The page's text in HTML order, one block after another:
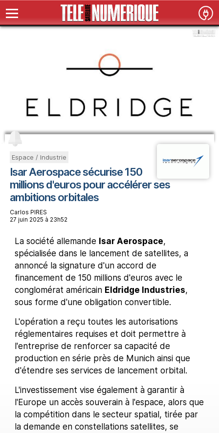
Espace / Industrie
Isar Aerospace sécurise 150
millions d'euros pour accélérer ses
ambitions orbitales
Carlos PIRES
27 juin 2025 à 23h52
La société allemande Isar Aerospace,
spécialisée dans le lancement de satellites, a
annoncé la signature d'un accord de
financement de 150 millions d'euros avec le
conglomérat américain Eldridge Industries,
sous forme d'une obligation convertible.
L'opération a reçu toutes les autorisations
réglementaires requises et doit permettre à
l'entreprise de renforcer sa capacité de
production en série près de Munich ainsi que
d'étendre ses services de lancement orbital.
L'investissement vise également à garantir à
l'Europe un accès souverain à l'espace, alors que
la compétition dans le secteur spatial, tirée par
la demande en constellations satellites, se